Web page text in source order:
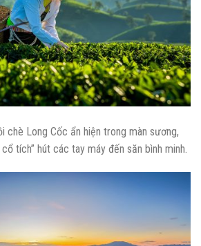
chè Long Cốc ẩn hiện trong màn sương,
tích” hút các tay máy đến săn bình minh.